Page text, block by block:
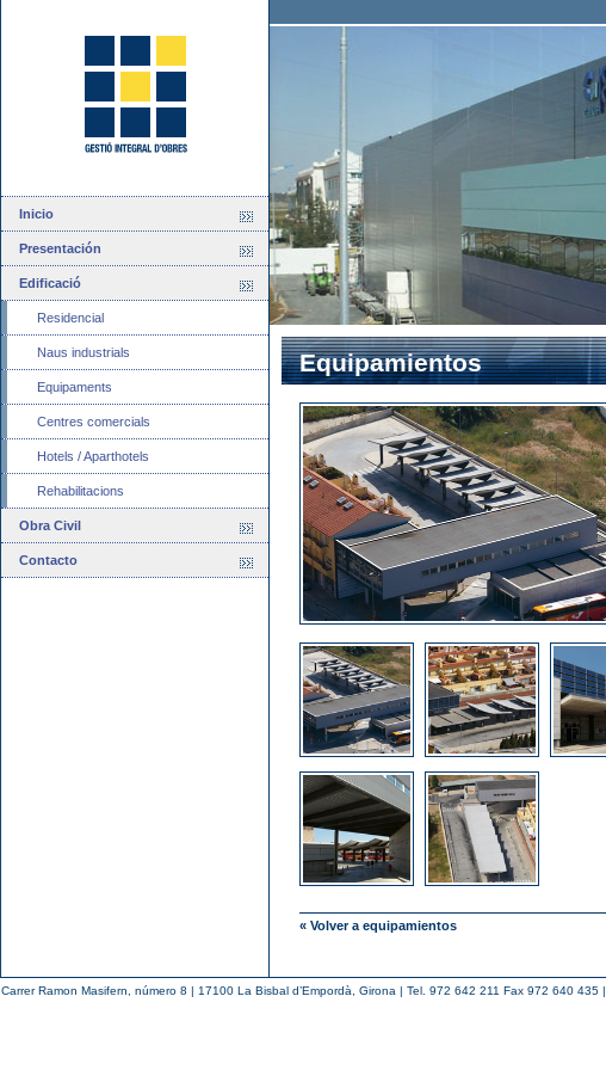
Inicio
Presentación
Edificació
Residencial
Naus industrials
Equipaments
Centres comercials
Hotels / Aparthotels
Rehabilitacions
Obra Civil
Contacto
Equipamientos
« Volver a equipamientos
Carrer Ramon Masifern, número 8 | 17100 La Bisbal d’Empordà, Girona | Tel. 972 642 211 Fax 972 640 435 |